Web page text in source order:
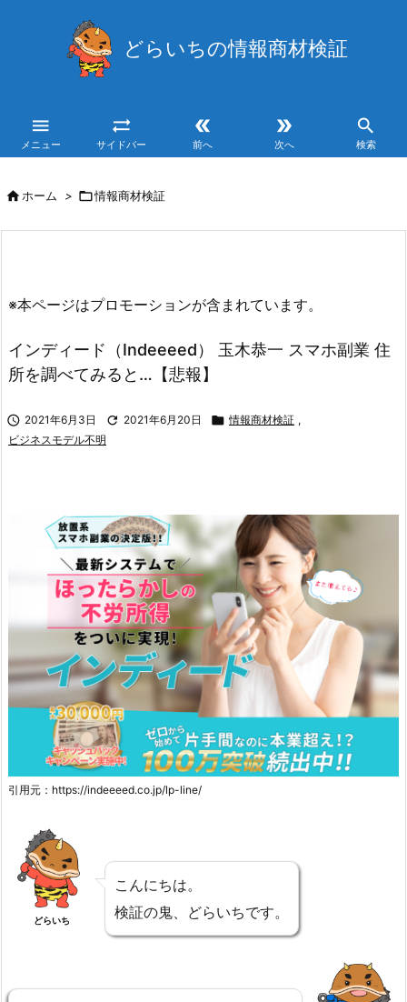
どらいちの情報商材検証

メニュー

サイドバー

前へ

次へ

検索
ホーム > 情報商材検証
※本ページはプロモーションが含まれています。
インディード（Indeeeed） 玉木恭一 スマホ副業 住
所を調べてみると…【悲報】
 2021年6月3日  2021年6月20日  情報商材検証 ,
ビジネスモデル不明
引用元：https://indeeeed.co.jp/lp-line/
どらいち
こんにちは。
検証の鬼、どらいちです。